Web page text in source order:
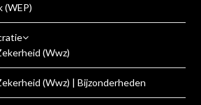
(WEP)
(Wwz)
(Wwz) | Bijzonderheden